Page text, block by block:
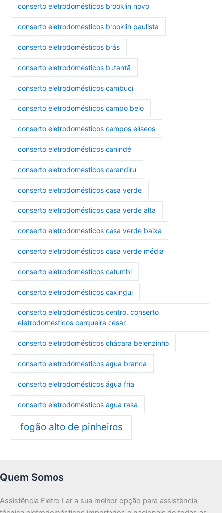
conserto eletrodomésticos brooklin novo
conserto eletrodomésticos brooklin paulista
conserto eletrodomésticos brás
conserto eletrodomésticos butantã
conserto eletrodomésticos cambuci
conserto eletrodomésticos campo belo
conserto eletrodomésticos campos elíseos
conserto eletrodomésticos canindé
conserto eletrodomésticos carandiru
conserto eletrodomésticos casa verde
conserto eletrodomésticos casa verde alta
conserto eletrodomésticos casa verde baixa
conserto eletrodomésticos casa verde média
conserto eletrodomésticos catumbi
conserto eletrodomésticos caxingui
conserto eletrodomésticos centro. conserto
eletrodomésticos cerqueira césar
conserto eletrodomésticos chácara belenzinho
conserto eletrodomésticos água branca
conserto eletrodomésticos água fria
conserto eletrodomésticos água rasa
fogão alto de pinheiros
Quem Somos
Assistência Eletro Lar a sua melhor opção para assistência